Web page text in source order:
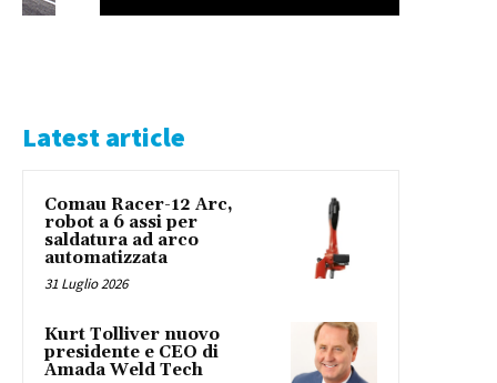
Latest article
Comau Racer-12 Arc,
robot a 6 assi per
saldatura ad arco
automatizzata
31 Luglio 2026
Kurt Tolliver nuovo
presidente e CEO di
Amada Weld Tech